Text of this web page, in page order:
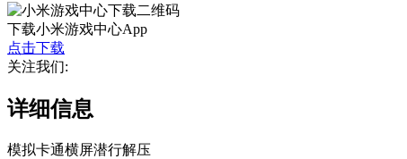
下载小米游戏中心App
点击下载
关注我们:
详细信息
模拟卡通横屏潜行解压